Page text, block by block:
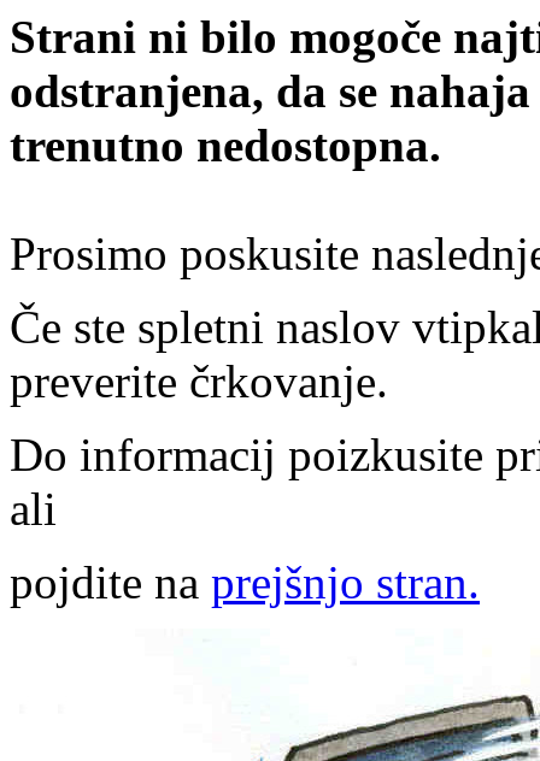
Strani ni bilo mogoče
odstranjena, da se
trenutno nedostopna.
Prosimo poskusite
Če ste spletni naslov
preverite črkovanje.
Do informacij poizkusite
ali
pojdite na prejšnjo stran.